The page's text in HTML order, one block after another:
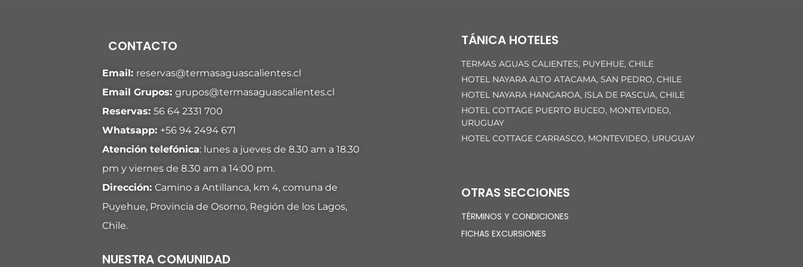
CONTACTO
Email: reservas@termasaguascalientes.cl
Email Grupos: grupos@termasaguascalientes.cl
Reservas: 56 64 2331 700
Whatsapp: +56 94 2494 671
Atención telefónica: lunes a jueves de 8.30 am a 18.30
pm y viernes de 8.30 am a 14:00 pm.
Dirección: Camino a Antillanca, km 4, comuna de
Puyehue, Provincia de Osorno, Región de los Lagos,
Chile.
NUESTRA COMUNIDAD
TÁNICA HOTELES
TERMAS AGUAS CALIENTES, PUYEHUE, CHILE
HOTEL NAYARA ALTO ATACAMA, SAN PEDRO, CHILE
HOTEL NAYARA HANGAROA, ISLA DE PASCUA, CHILE
HOTEL COTTAGE PUERTO BUCEO, MONTEVIDEO,
URUGUAY
HOTEL COTTAGE CARRASCO, MONTEVIDEO, URUGUAY
OTRAS SECCIONES
TÉRMINOS Y CONDICIONES
FICHAS EXCURSIONES